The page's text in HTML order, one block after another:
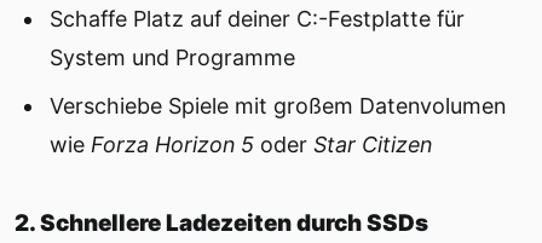
Schaffe Platz auf deiner C:-Festplatte für
System und Programme
Verschiebe Spiele mit großem Datenvolumen
wie Forza Horizon 5oder Star Citizen
2. Schnellere Ladezeiten durch SSDs